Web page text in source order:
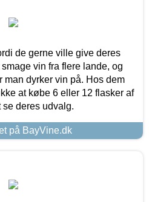
de gerne ville give deres
vin fra flere lande, og
man dyrker vin på. Hos dem
at købe 6 eller 12 flasker af
deres udvalg.
på BayVine.dk